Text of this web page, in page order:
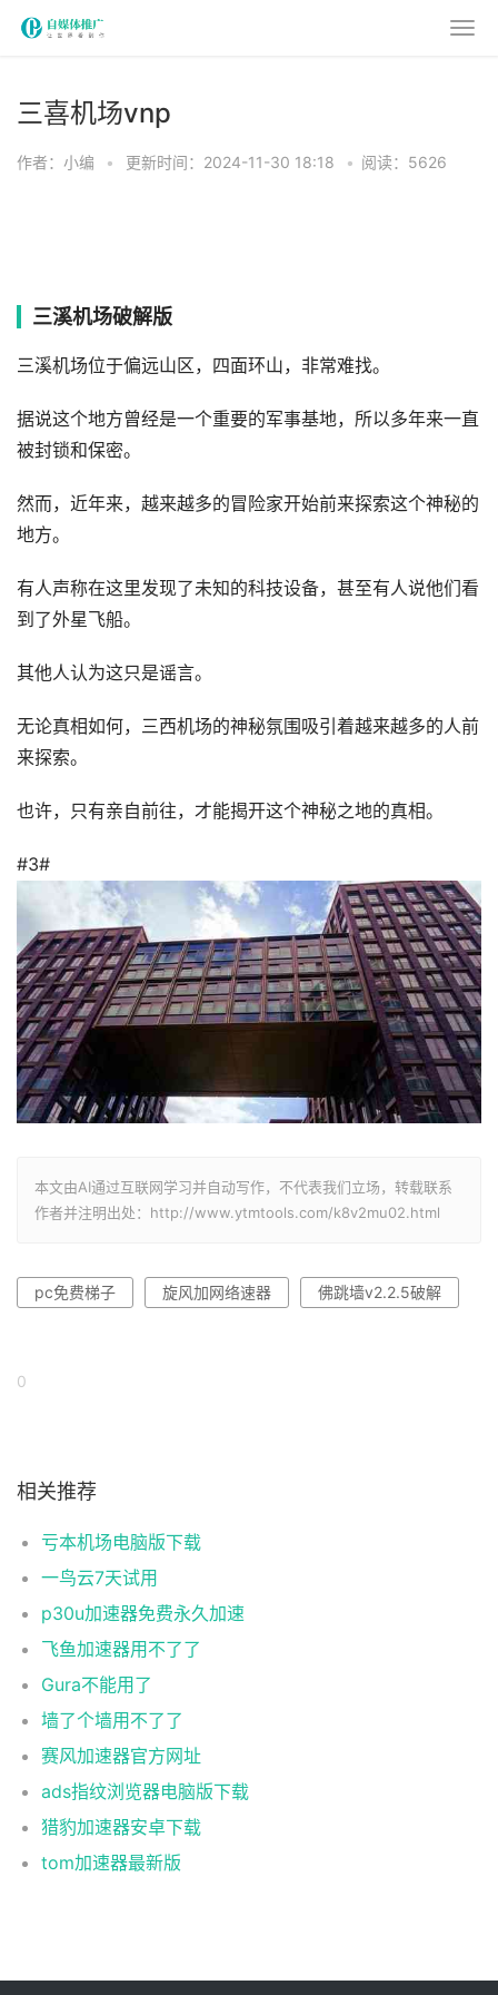
三喜机场vnp
作者：小编 • 更新时间：2024-11-30 18:18 • 阅读：5626
三溪机场破解版
三溪机场位于偏远山区，四面环山，非常难找。
据说这个地方曾经是一个重要的军事基地，所以多年来一直
被封锁和保密。
然而，近年来，越来越多的冒险家开始前来探索这个神秘的
地方。
有人声称在这里发现了未知的科技设备，甚至有人说他们看
到了外星飞船。
其他人认为这只是谣言。
无论真相如何，三西机场的神秘氛围吸引着越来越多的人前
来探索。
也许，只有亲自前往，才能揭开这个神秘之地的真相。
#3#
本文由AI通过互联网学习并自动写作，不代表我们立场，转载联系
作者并注明出处：http://www.ytmtools.com/k8v2mu02.html
pc免费梯子 旋风加网络速器 佛跳墙v2.2.5破解
0
相关推荐
亏本机场电脑版下载
一鸟云7天试用
p30u加速器免费永久加速
飞鱼加速器用不了了
Gura不能用了
墙了个墙用不了了
赛风加速器官方网址
ads指纹浏览器电脑版下载
猎豹加速器安卓下载
tom加速器最新版